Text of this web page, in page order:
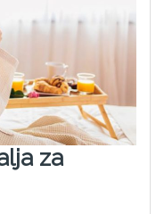
za